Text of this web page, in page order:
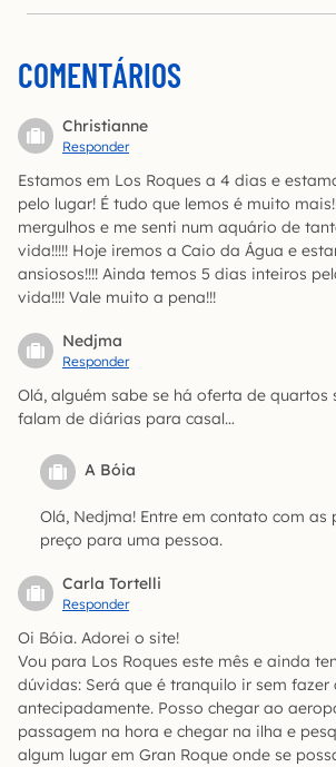
COMENTÁRIOS
Christianne
Responder
Estamos em Los Roques a 4 dias e
pelo lugar! É tudo que lemos é muito
mergulhos e me senti num aquário de
vida!!!!! Hoje iremos a Caio da Água e
ansiosos!!!! Ainda temos 5 dias inteiros
vida!!!! Vale muito a pena!!!
Nedjma
Responder
Olá, alguém sabe se há oferta de quartos
falam de diárias para casal…
A Bóia
Olá, Nedjma! Entre em contato com as
preço para uma pessoa.
Carla Tortelli
Responder
Oi Bóia. Adorei o site!
Vou para Los Roques este mês e ainda
dúvidas: Será que é tranquilo ir sem fazer
antecipadamente. Posso chegar ao
passagem na hora e chegar na ilha e
algum lugar em Gran Roque onde se